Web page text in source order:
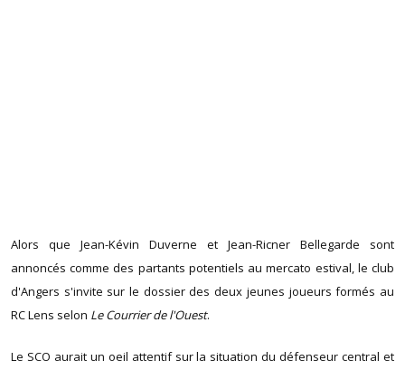
Alors que Jean-Kévin Duverne et Jean-Ricner Bellegarde sont
annoncés comme des partants potentiels au mercato estival, le club
d'Angers s'invite sur le dossier des deux jeunes joueurs formés au
RC Lens selon Le Courrier de l'Ouest.
Le SCO aurait un oeil attentif sur la situation du défenseur central et